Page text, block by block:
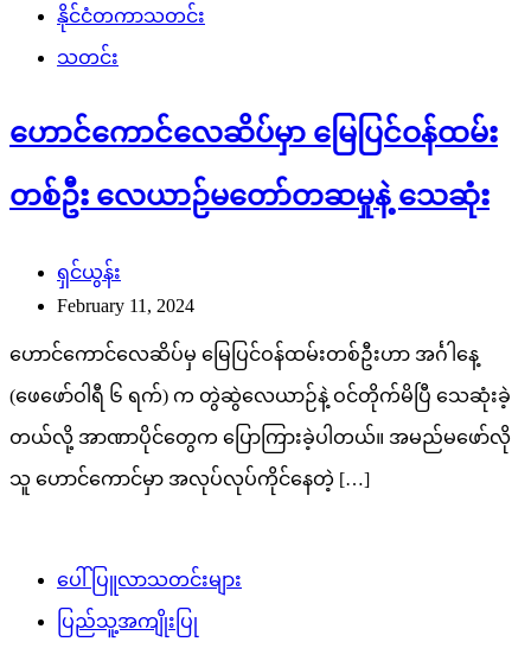
နိုင်ငံတကာသတင်း
သတင်း
ဟောင်ကောင်လေဆိပ်မှာ မြေပြင်ဝန်ထမ်း
တစ်ဦး လေယာဉ်မတော်တဆမှုနဲ့ သေဆုံး
ရှင်ယွန်း
February 11, 2024
ဟောင်ကောင်လေဆိပ်မှ မြေပြင်ဝန်ထမ်းတစ်ဦးဟာ အင်္ဂါနေ့
(ဖေဖော်ဝါရီ ၆ ရက်) က တွဲဆွဲလေယာဉ်နဲ့ ဝင်တိုက်မိပြီ သေဆုံးခဲ့
တယ်လို့ အာဏာပိုင်တွေက ပြောကြားခဲ့ပါတယ်။ အမည်မဖော်လို
သူ ဟောင်ကောင်မှာ အလုပ်လုပ်ကိုင်နေတဲ့ […]
ပေါ်ပြူလာသတင်းများ
ပြည်သူ့အကျိုးပြု